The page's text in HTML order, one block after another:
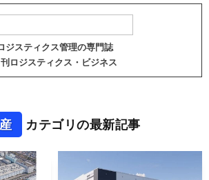
ジスティクス管理の専門誌
刊ロジスティクス・ビジネス
カテゴリの最新記事